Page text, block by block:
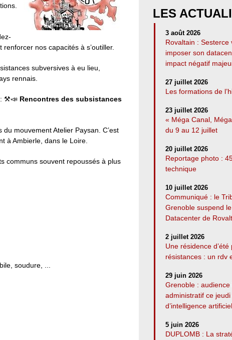
nos capacités à s’outiller.
subversives à eu lieu,
rennais.
: ⚒️📣 Rencontres des subsistances
mouvement Atelier Paysan. C’est
à Ambierle, dans le Loire.
communs souvent repoussés à plus
soudure, ...
LES
3 août 2026
Rovaltain :
imposer son
impact négatif
27 juillet 2026
Les formations de
23 juillet 2026
« Méga Canal,
du 9 au 12 juillet
20 juillet 2026
Reportage photo :
technique
10 juillet 2026
Communiqué : le
Grenoble suspend
Datacenter de
2 juillet 2026
Une résidence
résistances : un rdv
29 juin 2026
Grenoble :
administratif ce
d’intelligence
5 juin 2026
DUPLOMB : La